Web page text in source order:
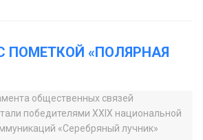
ПОМЕТКОЙ «ПОЛЯРНАЯ